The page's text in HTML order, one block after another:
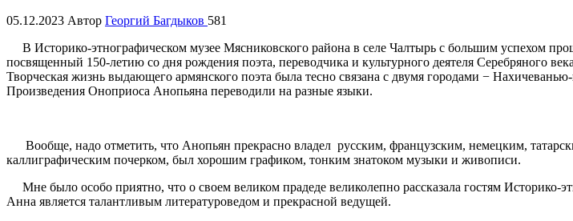
05.12.2023 Автор Георгий Багдыков 581
В Историко-этнографическом музее Мясниковского района в селе Чалтырь с большим успехом
посвященный 150-летию со дня рождения поэта, переводчика и культурного деятеля Серебряного
Творческая жизнь выдающего армянского поэта была тесно связана с двумя городами −
Произведения Оноприоса Анопьяна переводили на разные языки.
Вообще, надо отметить, что Анопьян прекрасно владел русским, французским, немецким,
каллиграфическим почерком, был хорошим графиком, тонким знатоком музыки и живописи.
Мне было особо приятно, что о своем великом прадеде великолепно рассказала гостям Историко-
Анна является талантливым литературоведом и прекрасной ведущей.